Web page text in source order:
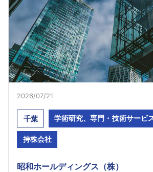
2026/07/21
千葉 学術研究、専門・技術サービ
持株会社
昭和ホールディングス（株）